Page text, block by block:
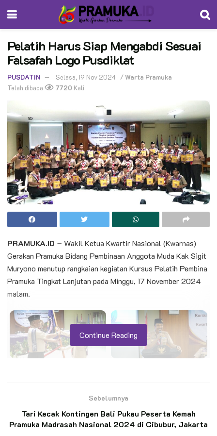
Pelatih Harus Siap Mengabdi Sesuai
Falsafah Logo Pusdiklat
PUSDATIN Selasa, 19 Nov 2024 /Warta Pramuka
Telah dibaca
7720 Kali
PRAMUKA.ID – Wakil Ketua Kwartir Nasional (Kwarnas)
Gerakan Pramuka Bidang Pembinaan Anggota Muda Kak Sigit
Muryono menutup rangkaian kegiatan Kursus Pelatih Pembina
Pramuka Tingkat Lanjutan pada Minggu, 17 November 2024
malam.
di Pusat Pendidikan dan Pelatihan Kepramukaan Tingkat
Nasional (Pusdiklatnas) Taman Rekreasi Wiladatika, Cibubur,
Jakarta Timur tersebut menetapkan bahwa seluruh peserta
Continue Reading
Sebelumnya
Tari Kecak Kontingen Bali Pukau Peserta Kemah
Pramuka Madrasah Nasional 2024 di Cibubur, Jakarta